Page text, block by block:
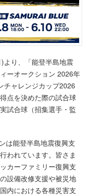
より、「能登半島地震
ーオークション 2026年
チャレンジカップ2026
点を決めた際の試合球
試合球（招集選手・監
は能登半島地震復興支
われています。皆さま
カーファミリー復興支
設備改修支援や被災地
内における各種災害支